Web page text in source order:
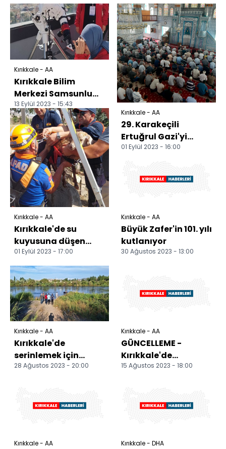
Kırıkkale - AA
Kırıkkale Bilim
Merkezi Samsunlu
gençleri ağırladı
13 Eylül 2023 - 15:43
Kırıkkale - AA
Kırıkkale'de su
kuyusuna düşen
keçiyi AFAD ve
itfaiye kurtardı
01 Eylül 2023 - 17:00
Kırıkkale - AA
29. Karakeçili
Ertuğrul Gazi'yi
Anma Uluslararası
doğru
01 Eylül 2023 - 16:00
Kırıkkale - AA
Büyük Zafer'in 101. yılı
kutlanıyor
30 Ağustos 2023 - 13:00
Kırıkkale - AA
Kırıkkale'de
serinlemek için
ırmağa giren genç
28 Ağustos 2023 - 20:00
Kırıkkale - AA
GÜNCELLEME -
Kırıkkale'de
Kızılırmak'ta
15 Ağustos 2023 - 18:00
Kırıkkale - AA Kırıkkale - DHA